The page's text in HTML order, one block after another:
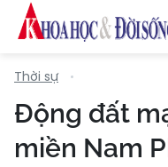
Thời sự
Động đất
miền Nam